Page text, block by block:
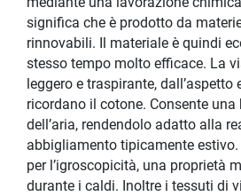
significa che è prodotto da
rinnovabili. Il materiale è quindi
stesso tempo molto efficace. La
leggero e traspirante,
ricordano il cotone. Consente
dell’aria, rendendolo adatto alla
abbigliamento tipicamente
per l’igroscopicità, una proprietà
durante i caldi. Inoltre i tessuti di